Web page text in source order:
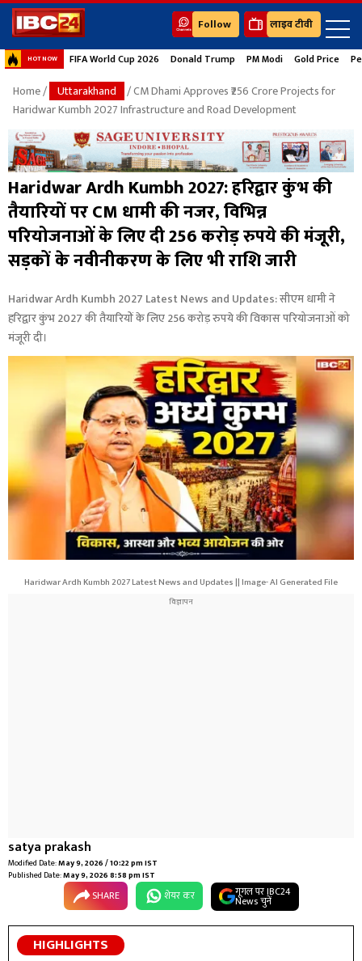
Follow लाइव टीवी
HOT NOW FIFA World Cup 2026 Donald Trump PM Modi Gold Price
Home/ Uttarakhand
/ CM Dhami Approves ₹256 Crore Projects for
Haridwar Kumbh 2027 Infrastructure and Road Development
Haridwar Ardh Kumbh 2027: हरिद्वार कुंभ की
तैयारियों पर CM धामी की नजर, विभिन्न
परियोजनाओं के लिए दी 256 करोड़ रुपये की मंजूरी,
सड़कों के नवीनीकरण के लिए भी राशि जारी
Haridwar Ardh Kumbh 2027 Latest News and Updates: सीएम धामी ने
हरिद्वार कुंभ 2027 की तैयारियों के लिए 256 करोड़ रुपये की विकास परियोजनाओं को
मंजूरी दी।
Haridwar Ardh Kumbh 2027 Latest News and Updates || Image- AI Generated File
satya prakash
Modified Date:May 9, 2026 / 10:22 pm IST
Published Date:May 9, 2026 8:58 pm IST
SHARE शेयर कर गूगल पर IBC24
News चुनें
HIGHLIGHTS